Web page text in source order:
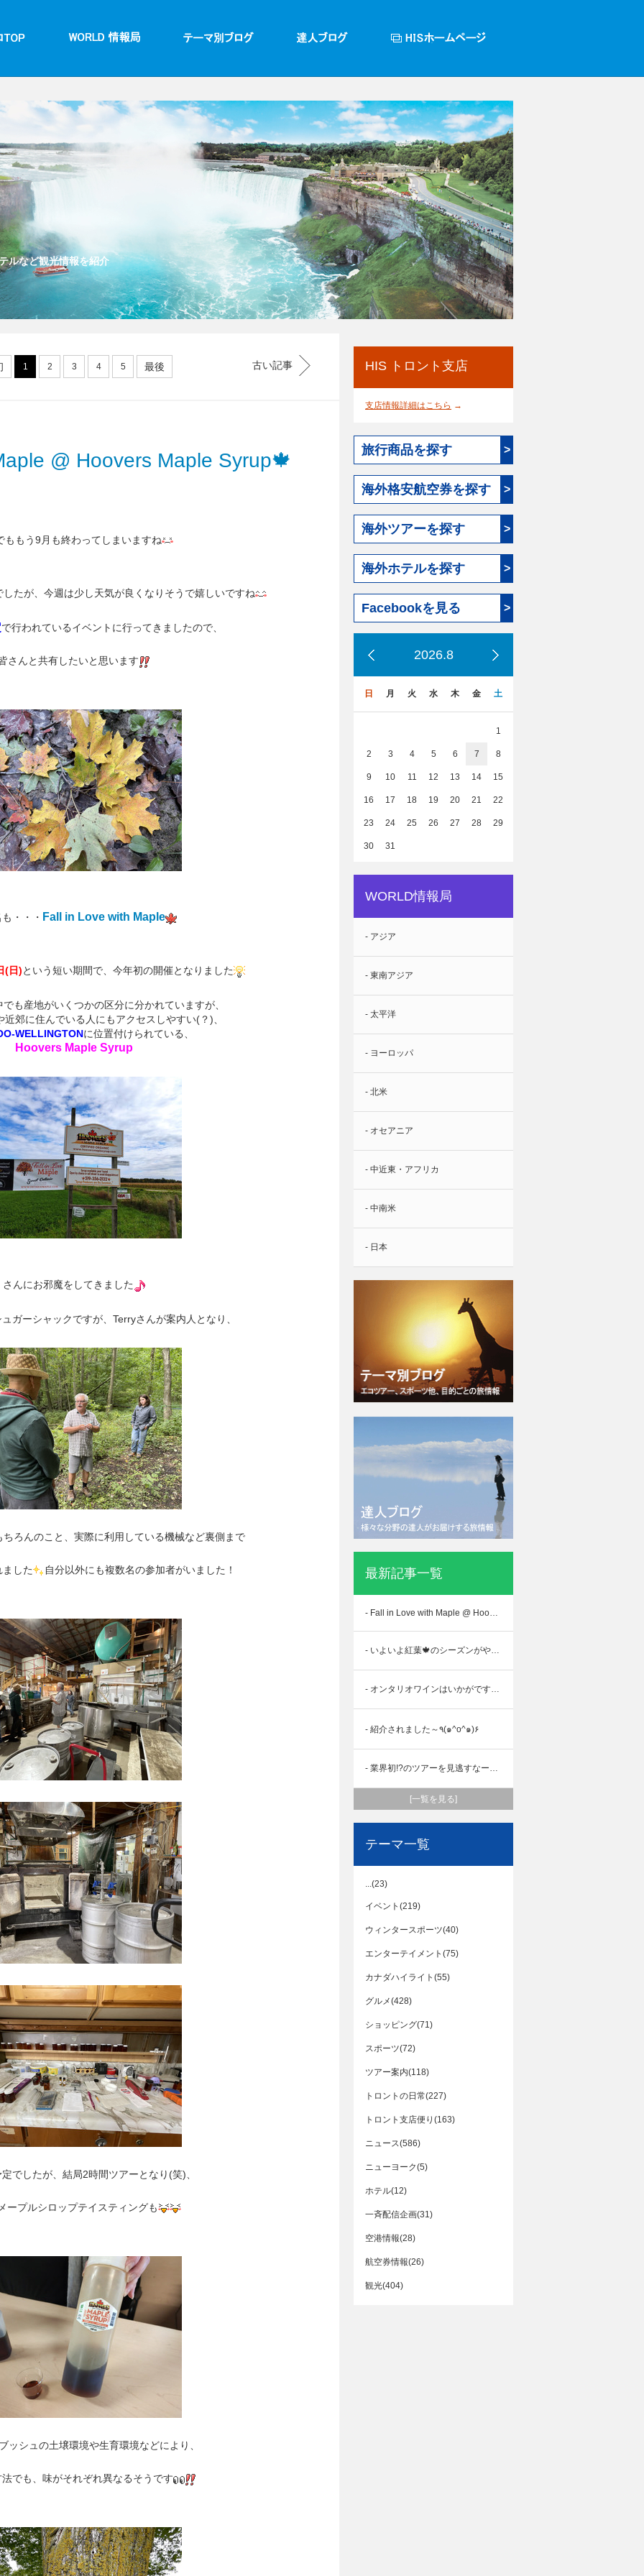
ルなど観光情報を紹介
1 2 3 4 5 最後 古い記事
@ Hoovers Maple Syrup🍁
ももう9月も終わってしまいますね
したが、今週は少し天気が良くなりそうで嬉しいですね
で行われているイベントに行ってきましたので、
さんと共有したいと思います
・・・ Fall in Love with Maple
(日)という短い期間で、今年初の開催となりました
も産地がいくつかの区分に分かれていますが、
近郊に住んでいる人にもアクセスしやすい(？)、
WELLINGTONに位置付けられている、
Hoovers Maple Syrup
さんにお邪魔をしてきました
ガーシャックですが、Terryさんが案内人となり、
ろんのこと、実際に利用している機械など裏側まで
した 自分以外にも複数名の参加者がいました！
でしたが、結局2時間ツアーとなり(笑)、
ープルシロップテイスティングも
ッシュの土壌環境や生育環境などにより、
でも、味がそれぞれ異なるそうです
HIS トロント支店
支店情報詳細はこちら →
旅行商品を探す >
海外格安航空券を探す >
海外ツアーを探す >
海外ホテルを探す >
Facebookを見る >
2026.8
日 月 火 水 木 金 土
1
2 3 4 5 6 7 8
9 10 11 12 13 14 15
16 17 18 19 20 21 22
23 24 25 26 27 28 29
30 31
WORLD情報局
- アジア
- 東南アジア
- 太平洋
- ヨーロッパ
- 北米
- オセアニア
- 中近東・アフリカ
- 中南米
- 日本
最新記事一覧
- Fall in Love with Maple @ Hoovers Maple Syrup🍁
- いよいよ紅葉🍁のシーズンがやってきます!
- オンタリオワインはいかがですか（*’∀’人）
- 紹介されました～٩(๑^o^๑)۶
- 業界初!?のツアーを見逃すなーヾ(*´∀｀*)ﾉ
[一覧を見る]
テーマ一覧
...(23)
イベント(219)
ウィンタースポーツ(40)
エンターテイメント(75)
カナダハイライト(55)
グルメ(428)
ショッピング(71)
スポーツ(72)
ツアー案内(118)
トロントの日常(227)
トロント支店便り(163)
ニュース(586)
ニューヨーク(5)
ホテル(12)
一斉配信企画(31)
空港情報(28)
航空券情報(26)
観光(404)